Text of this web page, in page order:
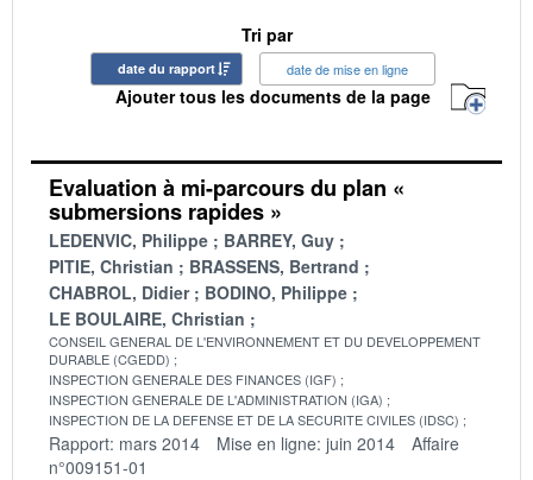
Tri par
date du rapport date de mise en ligne
Ajouter tous les documents de la page
Evaluation à mi-parcours du plan «
submersions rapides »
LEDENVIC, Philippe
BARREY, Guy
PITIE, Christian
BRASSENS, Bertrand
CHABROL, Didier
BODINO, Philippe
LE BOULAIRE, Christian
CONSEIL GENERAL DE L'ENVIRONNEMENT ET DU DEVELOPPEMENT
DURABLE (CGEDD)
INSPECTION GENERALE DES FINANCES (IGF)
INSPECTION GENERALE DE L'ADMINISTRATION (IGA)
INSPECTION DE LA DEFENSE ET DE LA SECURITE CIVILES (IDSC)
Rapport: mars 2014 Mise en ligne: juin 2014
Affaire
n°009151-01